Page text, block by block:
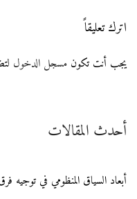
اترك تعليقاً
يجب أنت تكون مسجل الدخول
أحدث المقالات
أبعاد السياق المنظومي في توجيه